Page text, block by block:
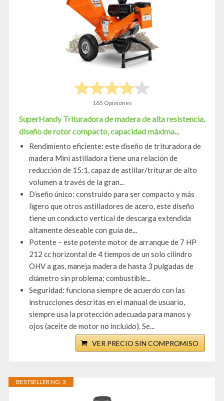
165 Opiniones
SuperHandy Trituradora de madera de alta resistencia,
diseño de rotor compacto, capacidad máxima...
Rendimiento eficiente: este diseño de trituradora de
madera Mini astilladora tiene una relación de
reducción de 15:1, capaz de astillar/triturar de alto
volumen a través de la gran...
Diseño único: construido para ser compacto y más
ligero que otros astilladores de acero, este diseño
tiene un conducto vertical de descarga extendida
altamente deseable con guía de...
Potente – este potente motor de arranque de 7 HP
212 cc horizontal de 4 tiempos de un solo cilindro
OHV a gas, maneja madera de hasta 3 pulgadas de
diámetro sin problema; combustible...
Seguridad: funciona siempre de acuerdo con las
instrucciones descritas en el manual de usuario,
siempre usa la protección adecuada para manos y
ojos (aceite de motor no incluido). Se...
VER PRECIO SIN COMPROMISO
BESTSELLER NO. 3